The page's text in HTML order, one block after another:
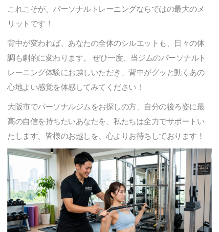
これこそが、パーソナルトレーニングならではの最大のメ
リットです！
背中が変われば、あなたの全体のシルエットも、日々の体
調も劇的に変わります。 ぜひ一度、当ジムのパーソナルト
レーニング体験にお越しいただき、背中がグッと動くあの
心地よい感覚を体感してみてください！
大阪市でパーソナルジムをお探しの方、自分の後ろ姿に最
高の自信を持ちたいあなたを、私たちは全力でサポートい
たします。皆様のお越しを、心よりお待ちしております！